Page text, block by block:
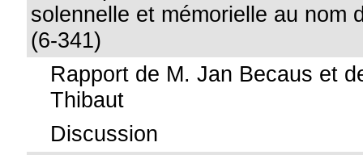
solennelle et mémorielle au nom
(6-341)
Rapport de M. Jan Becaus et
Thibaut
Discussion